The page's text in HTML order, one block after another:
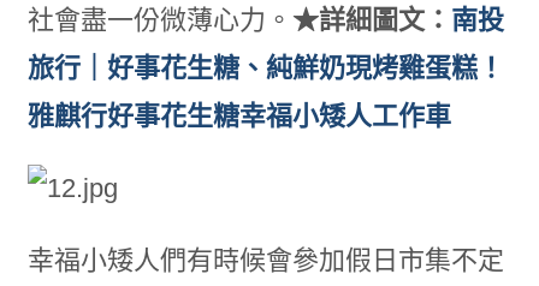
社會盡一份微薄心力。 ★詳細圖文： 南投
旅行｜好事花生糖、純鮮奶現烤雞蛋糕！
雅麒行好事花生糖幸福小矮人工作車
幸福小矮人們有時候會參加假日市集不定